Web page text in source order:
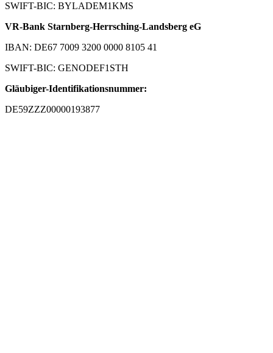
SWIFT-BIC: BYLADEM1KMS
VR-Bank Starnberg-Herrsching-Landsberg eG
IBAN: DE67 7009 3200 0000 8105 41
SWIFT-BIC: GENODEF1STH
Gläubiger-Identifikationsnummer:
DE59ZZZ00000193877